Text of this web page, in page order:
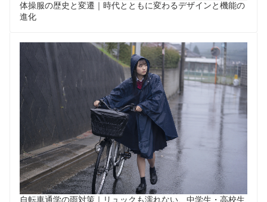
体操服の歴史と変遷｜時代とともに変わるデザインと機能の
進化
自転車通学の雨対策｜リュックも濡れない、中学生・高校生